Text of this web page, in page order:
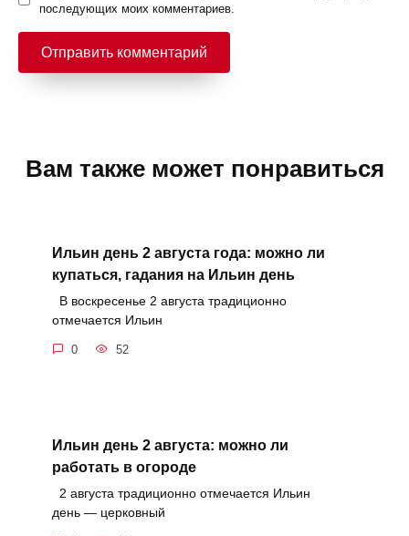
последующих моих комментариев.
Вам также может понравиться
Ильин день 2 августа года: можно ли
купаться, гадания на Ильин день
В воскресенье 2 августа традиционно
отмечается Ильин
0 52
Ильин день 2 августа: можно ли
работать в огороде
2 августа традиционно отмечается Ильин
день — церковный